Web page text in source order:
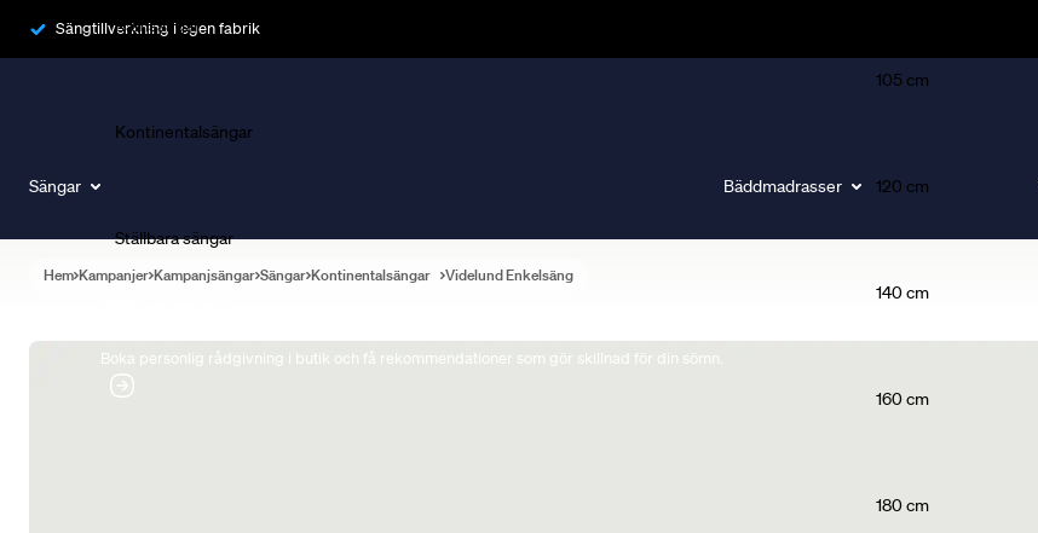
Sängtillverkning i egen fabrik
Sängar
Ramsängar
Kontinentalsängar
Ställbara sängar
Boka personlig rådgivning i butik och få rekommendationer som gör skillnad för din sömn.
Bäddmadrasser
105 cm
120 cm
140 cm
160 cm
180 cm
Hem Kampanjer Kampanjsängar Sängar Kontinentalsängar Videlund Enkelsäng